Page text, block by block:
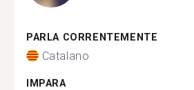
PARLA CORRENTEMENTE
Catalano
IMPARA